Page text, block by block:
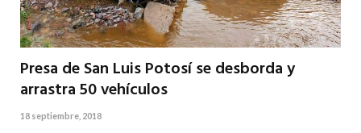
Presa de San Luis Potosí se desborda y
arrastra 50 vehículos
18 septiembre, 2018